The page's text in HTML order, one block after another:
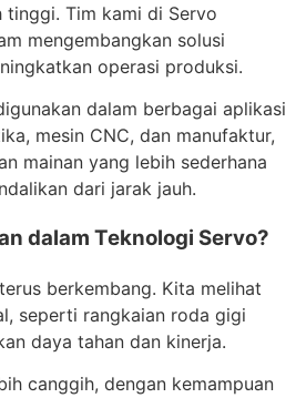
Tim kami di Servo
mengembangkan solusi
operasi produksi.
dalam berbagai aplikasi
mesin CNC, dan manufaktur,
mainan yang lebih sederhana
dari jarak jauh.
dalam Teknologi Servo?
berkembang. Kita melihat
seperti rangkaian roda gigi
daya tahan dan kinerja.
canggih, dengan kemampuan